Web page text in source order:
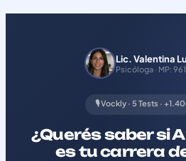
Lic. Valentina
Psicóloga · MP:
🎙️ Vockly · 5 Tests ·
¿Querés saber si
es tu carrera